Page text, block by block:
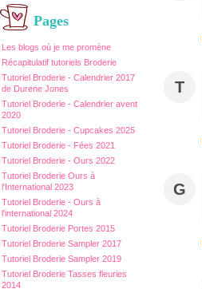
Pages
Les blogs où je me promène
Récapitulatif tutoriels Broderie
Tutoriel Broderie - Calendrier 2017
de Durene Jones
Tutoriel Broderie - Calendrier avent
2020
Tutoriel Broderie - Cupcakes 2025
Tutoriel Broderie - Fées 2021
Tutoriel Broderie - Ours 2022
Tutoriel Broderie Ours à
l'International 2023
Tutoriel Broderie - Ours à
l'international 2024
Tutoriel Broderie Portes 2015
Tutoriel Broderie Sampler 2017
Tutoriel Broderie Sampler 2019
Tutoriel Broderie Tasses fleuries
2014
T
G